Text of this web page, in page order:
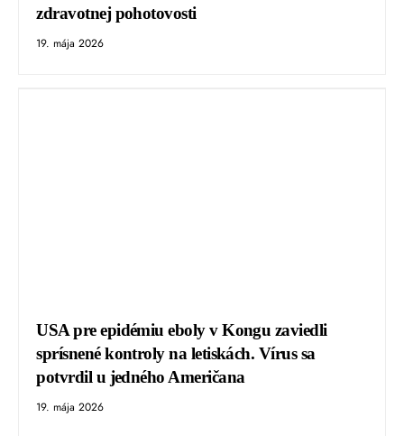
zdravotnej pohotovosti
19. mája 2026
USA pre epidémiu eboly v Kongu zaviedli
sprísnené kontroly na letiskách. Vírus sa
potvrdil u jedného Američana
19. mája 2026